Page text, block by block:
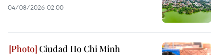
04/08/2026 02:00
Ciudad Ho Chi Minh